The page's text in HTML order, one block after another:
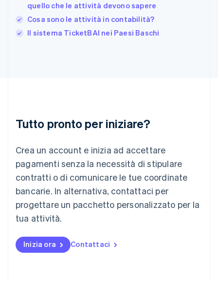
quello che le attività devono sapere
Cosa sono le attività in contabilità?
Il sistema TicketBAI nei Paesi Baschi
Tutto pronto per iniziare?
Crea un account e inizia ad accettare
pagamenti senza la necessità di stipulare
contratti o di comunicare le tue coordinate
bancarie. In alternativa, contattaci per
progettare un pacchetto personalizzato per la
tua attività.
Inizia ora Contattaci
Grecia
English
India
Lituania
Lussemburgo
Deutsch English
Malaysia
English 简体中文
Malta
Messico
EspañolEnglish
English
Nuova Zelanda